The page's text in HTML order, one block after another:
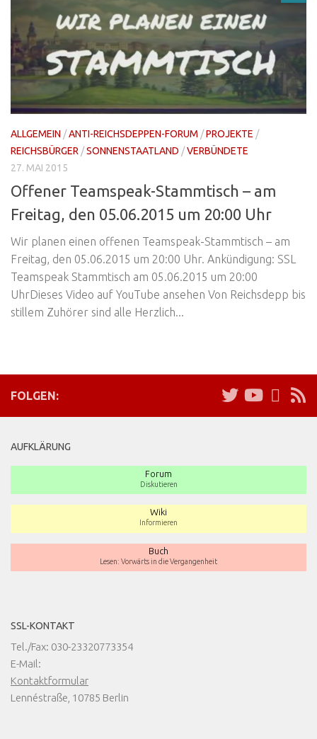
ALLGEMEIN /ANTI-REICHSDEPPEN-FORUM /PROJEKTE /
REICHSBÜRGER /SONNENSTAATLAND /VERBÜNDETE
27. MAI 2015
Offener Teamspeak-Stammtisch – am
Freitag, den 05.06.2015 um 20:00 Uhr
Wir planen einen offenen Teamspeak-Stammtisch – am
Freitag, den 05.06.2015 um 20:00 Uhr. Ankündigung: SSL
Teamspeak Stammtisch am 05.06.2015 um 20:00
UhrDieses Video auf YouTube ansehen Von Reichsdepp bis
stillem Zuhörer sind alle Herzlich...
FOLGEN:
AUFKLÄRUNG
Forum
Diskutieren
Wiki
Informieren
Buch
Lesen: Vorwärts in die Vergangenheit
SSL-KONTAKT
Tel./Fax: 030-23320773354
E-Mail:
Kontaktformular
Lennéstraße, 10785 Berlin